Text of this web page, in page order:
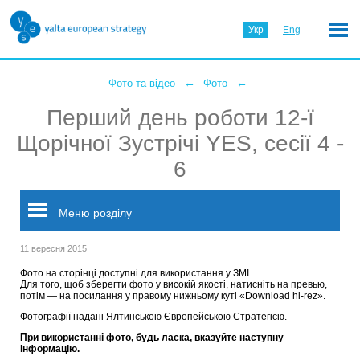
Укр Eng
Фото та відео ← Фото ←
Перший день роботи 12-ї
Щорічної Зустрічі YES, сесії 4 -
6
Меню розділу
11 вересня 2015
Фото на сторінці доступні для використання у ЗМІ.
Для того, щоб зберегти фото у високій якості, натисніть на превью,
потім — на посилання у правому нижньому куті «Download hi-rez».
Фотографії надані Ялтинською Європейською Стратегією.
При використанні фото, будь ласка, вказуйте наступну
інформацію.